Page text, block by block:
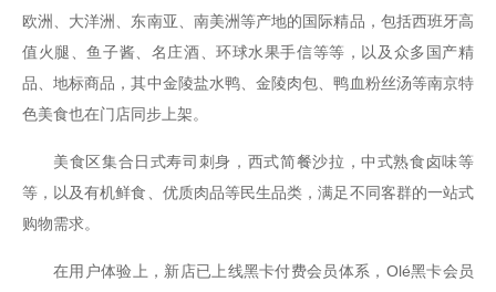
欧洲、大洋洲、东南亚、南美洲等产地的国际精品，包括西班牙高
值火腿、鱼子酱、名庄酒、环球水果手信等等，以及众多国产精
品、地标商品，其中金陵盐水鸭、金陵肉包、鸭血粉丝汤等南京特
色美食也在门店同步上架。
美食区集合日式寿司刺身，西式简餐沙拉，中式熟食卤味等
等，以及有机鲜食、优质肉品等民生品类，满足不同客群的一站式
购物需求。
在用户体验上，新店已上线黑卡付费会员体系，Olé黑卡会员